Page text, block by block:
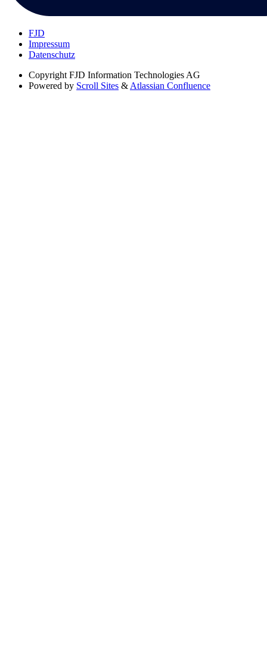
FJD
Impressum
Datenschutz
Copyright FJD Information Technologies AG
Powered by Scroll Sites & Atlassian Confluence